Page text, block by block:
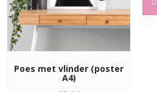
Poes met vlinder (poster
A4)